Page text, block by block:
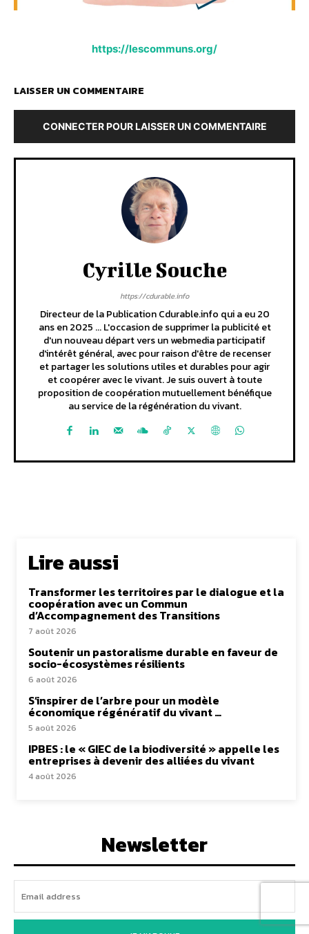
https://lescommuns.org/
LAISSER UN COMMENTAIRE
CONNECTER POUR LAISSER UN COMMENTAIRE
Cyrille Souche
https://cdurable.info
Directeur de la Publication Cdurable.info qui a eu 20
ans en 2025 ... L'occasion de supprimer la publicité et
d'un nouveau départ vers un webmedia participatif
d'intérêt général, avec pour raison d'être de recenser
et partager les solutions utiles et durables pour agir
et coopérer avec le vivant. Je suis ouvert à toute
proposition de coopération mutuellement bénéfique
au service de la régénération du vivant.
Lire aussi
Transformer les territoires par le dialogue et la
coopération avec un Commun
d’Accompagnement des Transitions
7 août 2026
Soutenir un pastoralisme durable en faveur de
socio-écosystèmes résilients
6 août 2026
S’inspirer de l’arbre pour un modèle
économique régénératif du vivant …
5 août 2026
IPBES : le « GIEC de la biodiversité » appelle les
entreprises à devenir des alliées du vivant
4 août 2026
Newsletter